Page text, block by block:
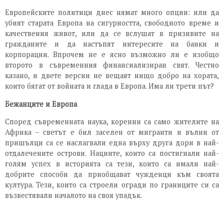
Европейските политици днес нямат много опции: или да
убият старата Европа на сигурността, свободното време и
качествения живот, или да се вслушат в призивите на
гражданите и да настъпят интересите на банки и
корпорации. Впрочем не е ясно възможно ли е изобщо
второто в съвременния финансиализиран свят. Честно
казано, и двете версии не вещаят нищо добро на хората,
които бягат от войната и глада в Европа. Има ли трети път?
Бежанците и Европа
Според съвременната наука, коренни са само жителите на
Африка – светът е бил заселен от мигранти и вълни от
пришълци са се наслагвали една върху друга дори в най-
отдалечените острови. Нациите, които са постигнали най-
голям успех в историята са тези, които са имали най-
добрите способи да приобщават чужденци към своята
култура. Тези, които са строели огради по границите си са
възвестявали началото на своя упадък.